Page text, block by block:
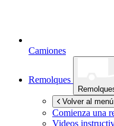
Camiones
Remolques
Volver al
Comienza una
Videos